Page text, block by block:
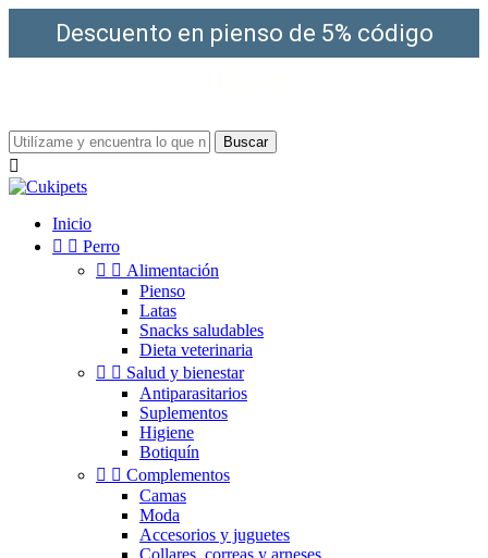
Descuento en pienso de 5% código
Buscar

Inicio
  Perro
  Alimentación
Pienso
Latas
Snacks saludables
Dieta veterinaria
  Salud y bienestar
Antiparasitarios
Suplementos
Higiene
Botiquín
  Complementos
Camas
Moda
Accesorios y juguetes
Collares, correas y arneses